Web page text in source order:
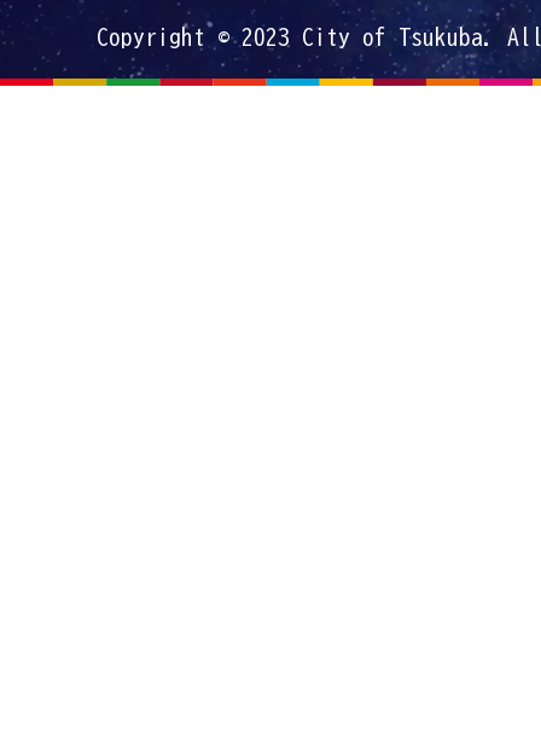
Copyright © 2023 City of Tsukuba.